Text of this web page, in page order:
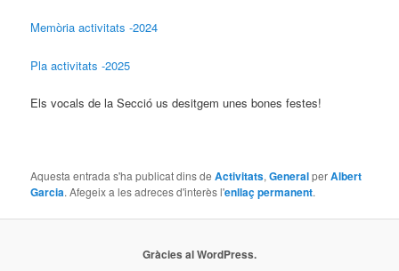
Memòria activitats -2024
Pla activitats -2025
Els vocals de la Secció us desitgem unes bones festes!
Aquesta entrada s'ha publicat dins deActivitats,GeneralperAlbert
Garcia. Afegeix a les adreces d'interès l'enllaç permanent.
Gràcies al WordPress.